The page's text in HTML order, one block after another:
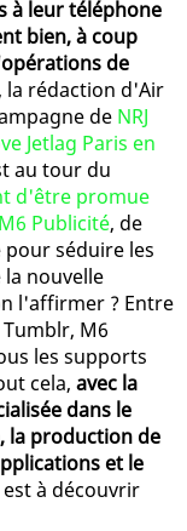
à leur téléphone
bien, à coup
de
la rédaction d'Air
de NRJ
Jetlag Paris en
au tour du
d'être promue
Publicité, de
séduire les
nouvelle
l'affirmer ? Entre
M6
les supports
cela, avec la
dans le
la production de
et le
à découvrir